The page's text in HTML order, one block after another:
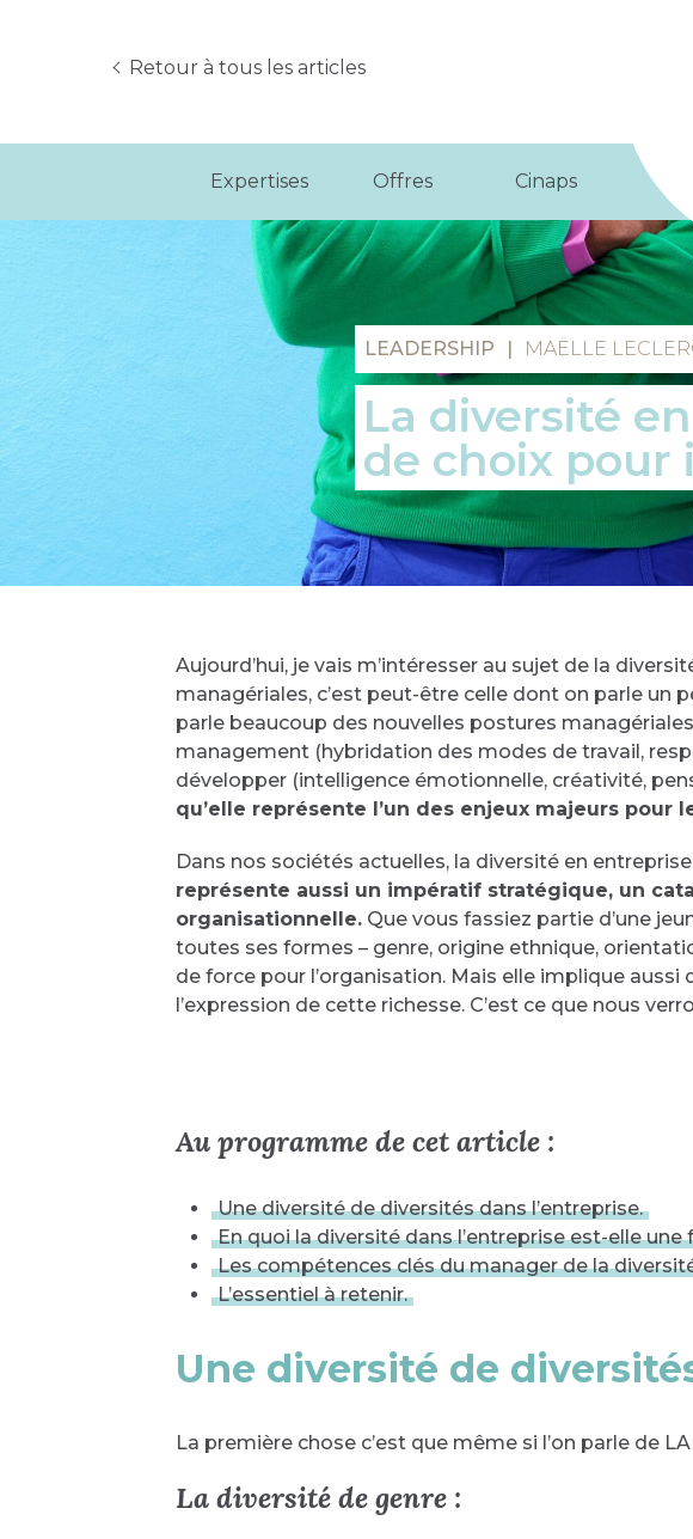
Expertises Offres Cinaps
Retour à tous les articles
LEADERSHIP | MAËLLE
La diversité
de choix pour
Aujourd’hui, je vais m’intéresser au sujet de la
managériales, c’est peut-être celle dont on parle un
parle beaucoup des nouvelles postures
management (hybridation des modes de travail,
développer (intelligence émotionnelle, créativité,
qu’elle représente l’un des enjeux majeurs pour
Dans nos sociétés actuelles, la diversité en
représente aussi un impératif stratégique, un
organisationnelle. Que vous fassiez partie d’une
toutes ses formes – genre, origine ethnique,
de force pour l’organisation. Mais elle implique
l’expression de cette richesse. C’est ce que nous
Au programme de cet article :
Une diversité de diversités dans l’entreprise.
En quoi la diversité dans l’entreprise est-elle une
Les compétences clés du manager de la
L’essentiel à retenir.
Une diversité de
La première chose c’est que même si l’on parle de
La diversité de genre :